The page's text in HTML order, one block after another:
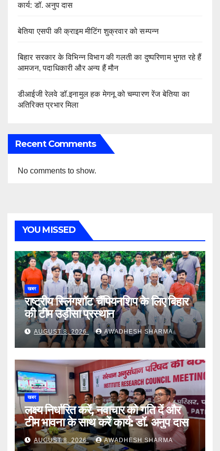
कार्य: डॉ. अनुप दास
बेतिया एसपी की क्राइम मीटिंग शुक्रवार को सम्पन्न
बिहार सरकार के विभिन्न विभाग की गलती का दुष्परिणाम भुगत रहे हैं
आमजन, पदाधिकारी और अन्य हैं मौन
डीआईजी रेलवे डॉ.इनामुल हक मेगनू को चम्पारण रेंज बेतिया का
अतिरिक्त प्रभार मिला
Recent Comments
No comments to show.
YOU MISSED
खबर
राष्ट्रीय स्लिंगशॉट चैंपियनशिप के लिए बिहार
की टीम उड़ीसा प्रस्थान
AUGUST 8, 2026 AWADHESH SHARMA
खबर
लक्ष्य निर्धारित करें, नवाचार को गति दें और
टीम भावना के साथ करें कार्य: डॉ. अनुप दास
AUGUST 8, 2026 AWADHESH SHARMA